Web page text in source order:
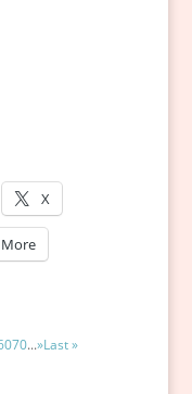
X
More
70...»Last »